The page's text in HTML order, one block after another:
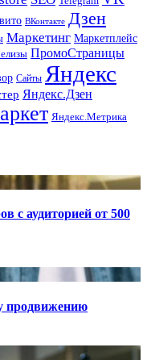
ВКонтакте Дзен
Маркетинг Маркетплейс
ПромоСтраницы
Сайты Яндекс
Яндекс.Дзен
Яндекс.Метрика
с аудиторией от 500
продвижению